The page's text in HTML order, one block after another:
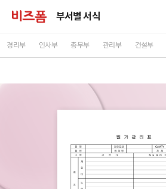
부서별 서식
경리부 인사부 총무부 관리부 건설부